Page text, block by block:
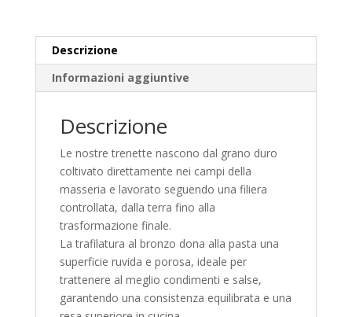
Descrizione
Informazioni aggiuntive
Descrizione
Le nostre trenette nascono dal grano duro
coltivato direttamente nei campi della
masseria e lavorato seguendo una filiera
controllata, dalla terra fino alla
trasformazione finale.
La trafilatura al bronzo dona alla pasta una
superficie ruvida e porosa, ideale per
trattenere al meglio condimenti e salse,
garantendo una consistenza equilibrata e una